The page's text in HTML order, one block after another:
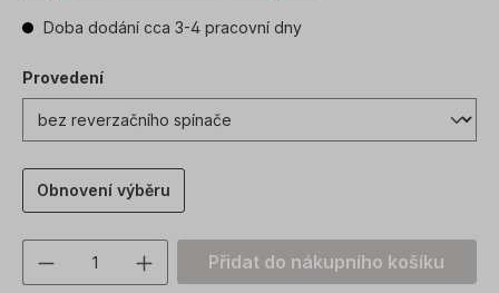
Doba dodání cca 3-4 pracovní dny
Provedení
Obnovení výběru
Množství produktu: Zadejte
Přidat do nákupního košíku